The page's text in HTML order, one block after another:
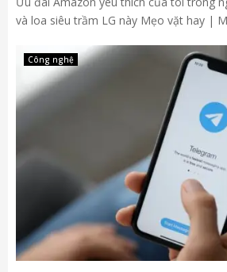
và loa siêu trầm LG này Mẹo vặt hay |
Công nghệ